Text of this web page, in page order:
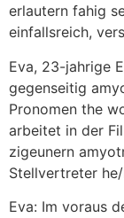
erlautern fahig
einfallsreich,
Eva, 23-jahrige
gegenseitig
Pronomen the
arbeitet in der
zigeunern
Stellvertreter
Eva: Im voraus